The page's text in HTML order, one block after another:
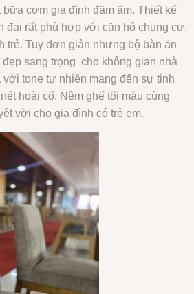
bữa cơm gia đình đầm ấm. Thiết kế
đại rất phù hợp với căn hộ chung cư,
trẻ. Tuy đơn giản nhưng bộ bàn ăn
sang trọng cho không gian nhà
với tone tự nhiên mang đến sự tinh
hoài cổ. Nệm ghế tối màu cùng
vời cho gia đình có trẻ em.